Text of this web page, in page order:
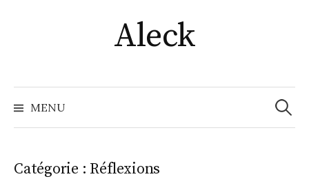
Aleck
MENU
Catégorie : Réflexions